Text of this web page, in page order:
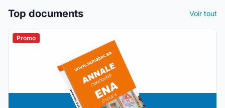
Top documents Voir tout
Promo